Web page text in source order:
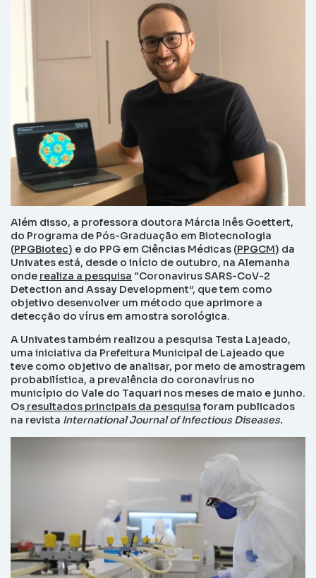
Além disso, a professora doutora Márcia Inês Goettert,
do Programa de Pós-Graduação em Biotecnologia
(PPGBiotec) e do PPG em Ciências Médicas (PPGCM) da
Univates está, desde o início de outubro, na Alemanha
onde realiza a pesquisa “Coronavirus SARS-CoV-2
Detection and Assay Development”, que tem como
objetivo desenvolver um método que aprimore a
detecção do vírus em amostra sorológica.
A Univates também realizou a pesquisa Testa Lajeado,
uma iniciativa da Prefeitura Municipal de Lajeado que
teve como objetivo de analisar, por meio de amostragem
probabilística, a prevalência do coronavírus no
município do Vale do Taquari nos meses de maio e junho.
Os resultados principais da pesquisa foram publicados
na revista International Journal of Infectious Diseases.